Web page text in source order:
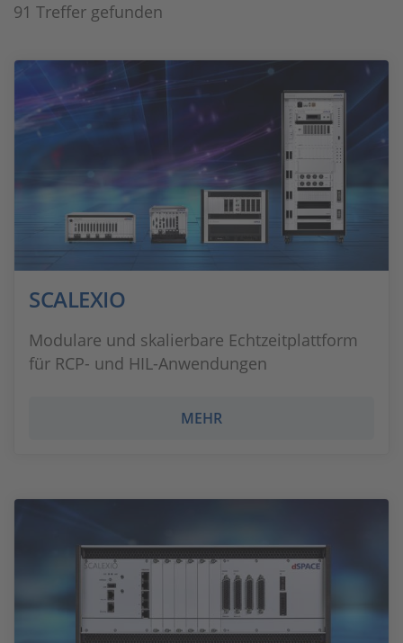
91 Treffer gefunden
SCALEXIO
Modulare und skalierbare Echtzeitplattform
für RCP- und HIL-Anwendungen
MEHR